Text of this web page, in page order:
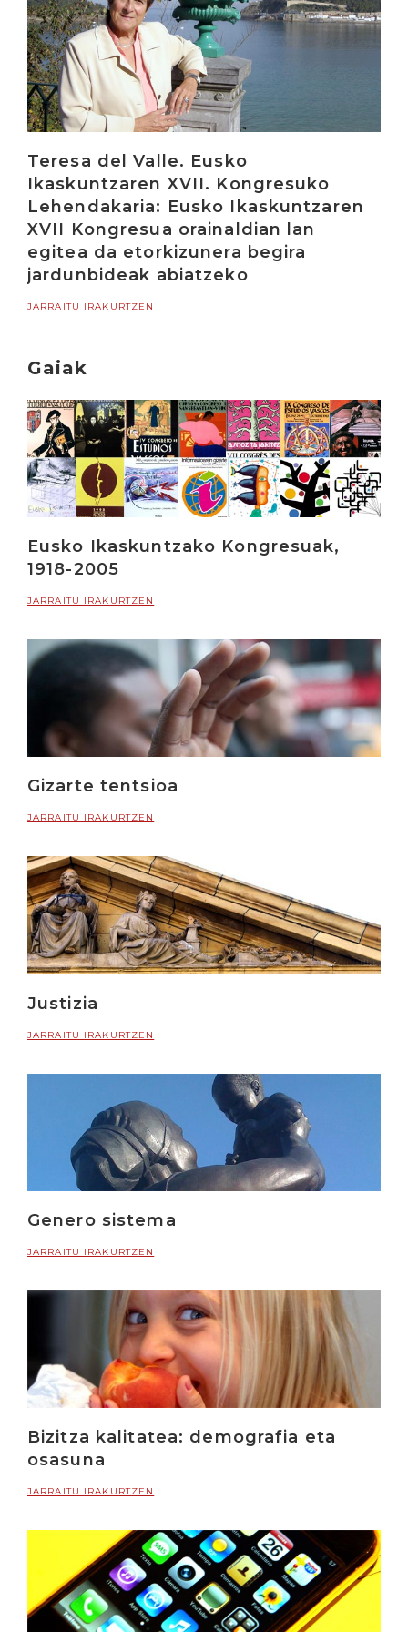
Teresa del Valle. Eusko
Ikaskuntzaren XVII. Kongresuko
Lehendakaria: Eusko Ikaskuntzaren
XVII Kongresua orainaldian lan
egitea da etorkizunera begira
jardunbideak abiatzeko
JARRAITU IRAKURTZEN
Gaiak
Eusko Ikaskuntzako Kongresuak,
1918-2005
JARRAITU IRAKURTZEN
Gizarte tentsioa
JARRAITU IRAKURTZEN
Justizia
JARRAITU IRAKURTZEN
Genero sistema
JARRAITU IRAKURTZEN
Bizitza kalitatea: demografia eta
osasuna
JARRAITU IRAKURTZEN